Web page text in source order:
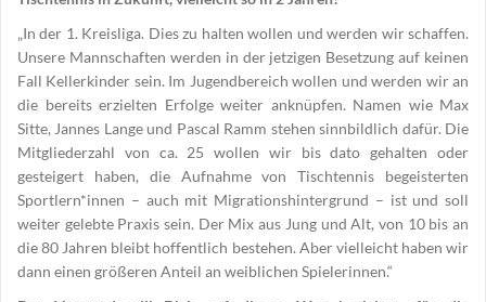
„In der 1. Kreisliga. Dies zu halten wollen und werden wir schaffen.
Unsere Mannschaften werden in der jetzigen Besetzung auf keinen
Fall Kellerkinder sein. Im Jugendbereich wollen und werden wir an
die bereits erzielten Erfolge weiter anknüpfen. Namen wie Max
Sitte, Jannes Lange und Pascal Ramm stehen sinnbildlich dafür. Die
Mitgliederzahl von ca. 25 wollen wir bis dato gehalten oder
gesteigert haben, die Aufnahme von Tischtennis begeisterten
Sportlern*innen – auch mit Migrationshintergrund – ist und soll
weiter gelebte Praxis sein. Der Mix aus Jung und Alt, von 10 bis an
die 80 Jahren bleibt hoffentlich bestehen. Aber vielleicht haben wir
dann einen größeren Anteil an weiblichen Spielerinnen.“